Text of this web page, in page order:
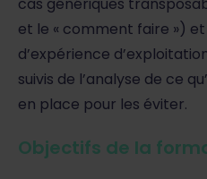
et le « comment faire »)
d’expérience
suivis de l’analyse de ce
en place pour les éviter.
Objectifs de la